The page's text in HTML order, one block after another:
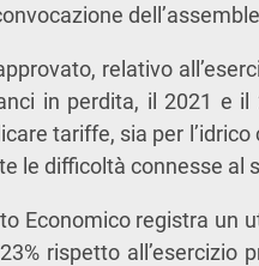
relativo
in perdita, il 2021 e
tariffe, sia per
le difficoltà connesse al
Economico registra un
rispetto all’esercizio